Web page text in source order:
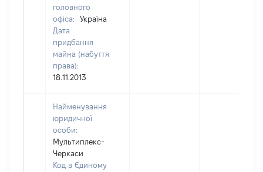
головного
офіса:
Україна
Дата
придбання
майна (набуття
права):
18.11.2013
Найменування
юридичної
особи:
Мультиплекс-
Черкаси
Код в Єдиному